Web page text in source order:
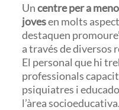
Uncentre per a
jovesen molts
destaquen
a través de diversos
El personal que hi
professionals
psiquiatres i
l’àrea socioeducativa.